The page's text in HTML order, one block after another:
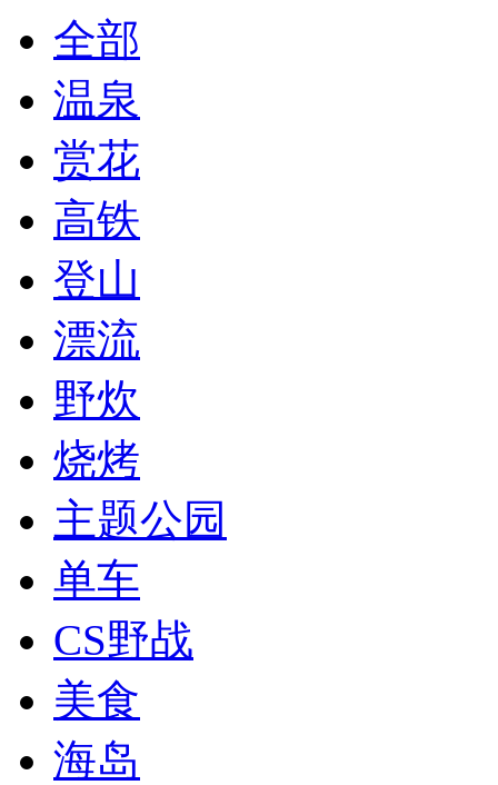
全部
温泉
赏花
高铁
登山
漂流
野炊
烧烤
主题公园
单车
CS野战
美食
海岛